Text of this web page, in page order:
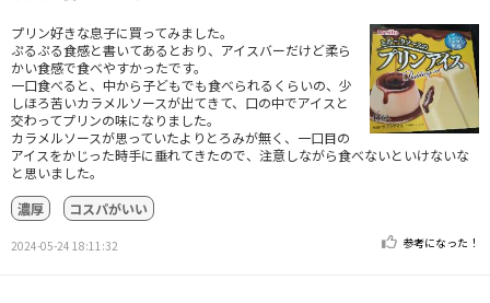
プリン好きな息子に買ってみました。
ぷるぷる食感と書いてあるとおり、アイスバーだけど柔ら
かい食感で食べやすかったです。
一口食べると、中から子どもでも食べられるくらいの、少
しほろ苦いカラメルソースが出てきて、口の中でアイスと
交わってプリンの味になりました。
カラメルソースが思っていたよりとろみが無く、一口目の
アイスをかじった時手に垂れてきたので、注意しながら食べないといけないな
と思いました。
濃厚
コスパがいい
2024-05-24 18:11:32 参考になった！